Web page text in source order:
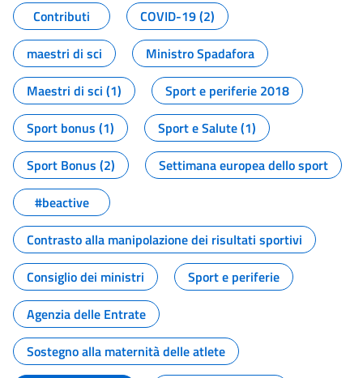
Contributi
COVID-19 (2)
maestri di sci
Ministro Spadafora
Maestri di sci (1)
Sport e periferie 2018
Sport bonus (1)
Sport e Salute (1)
Sport Bonus (2)
Settimana europea dello sport
#beactive
Contrasto alla manipolazione dei risultati sportivi
Consiglio dei ministri
Sport e periferie
Agenzia delle Entrate
Sostegno alla maternità delle atlete